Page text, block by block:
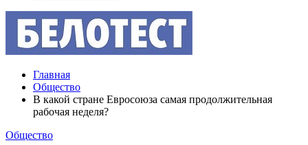
Главная
Общество
В какой стране Евросоюза самая продолжительная
рабочая неделя?
Общество